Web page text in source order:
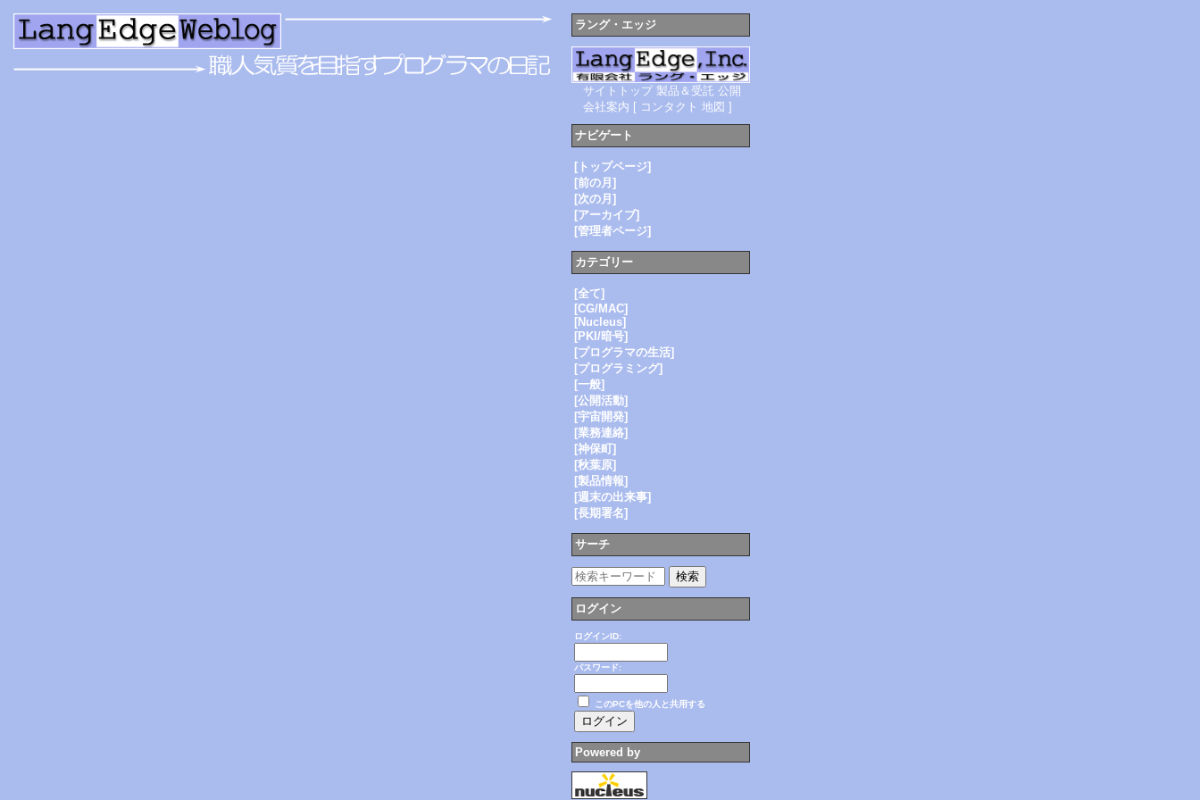
ラング・エッジ
サイトトップ 製品＆受託 公開
会社案内 [ コンタクト 地図 ]
ナビゲート
[トップページ]
[前の月]
[次の月]
[アーカイブ]
[管理者ページ]
カテゴリー
[全て]
[CG/MAC]
[Nucleus]
[PKI/暗号]
[プログラマの生活]
[プログラミング]
[一般]
[公開活動]
[宇宙開発]
[業務連絡]
[神保町]
[秋葉原]
[製品情報]
[週末の出来事]
[長期署名]
サーチ
ログイン
ログインID:
パスワード:
このPCを他の人と共用する
Powered by